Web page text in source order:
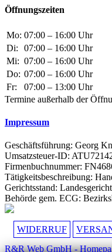
Öffnungszeiten
Mo: 07:00 – 16:00 Uhr
Di:
07:00 – 16:00 Uhr
Mi: 07:00 – 16:00 Uhr
Do: 07:00 – 16:00 Uhr
Fr:
07:00 – 13:00 Uhr
Termine außerhalb der
Impressum
Geschäftsführung: Georg
Umsatzsteuer-ID:
Firmenbuchnummer:
Tätigkeitsbeschreibung:
Gerichtsstand:
Behörde gem. ECG:
WIDERRUF
R&R Web GmbH -